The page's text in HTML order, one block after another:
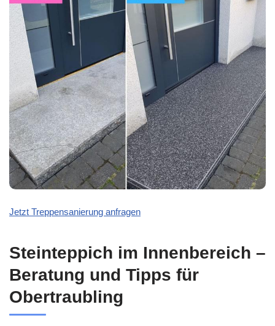
Jetzt Treppensanierung anfragen
Steinteppich im Innenbereich –
Beratung und Tipps für
Obertraubling